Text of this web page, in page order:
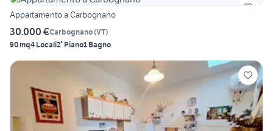
Appartamento a Carbognano
30.000 €Carbognano(VT)
90 mq4 Locali2° Piano1 Bagno